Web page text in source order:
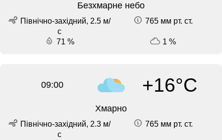
Безхмарне небо
Північно-західний, 2.5 м/
с
765 мм рт. ст.
71 % 1 %
09:00 +16°C
Хмарно
Північно-західний, 2.3 м/
с
765 мм рт. ст.